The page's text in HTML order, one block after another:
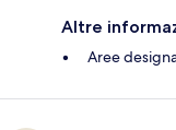
Altre
Aree